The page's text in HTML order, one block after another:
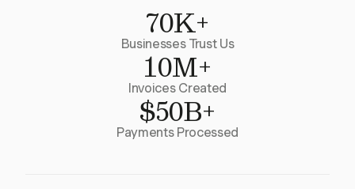
70K+
Businesses Trust Us
10M+
Invoices Created
$50B+
Payments Processed